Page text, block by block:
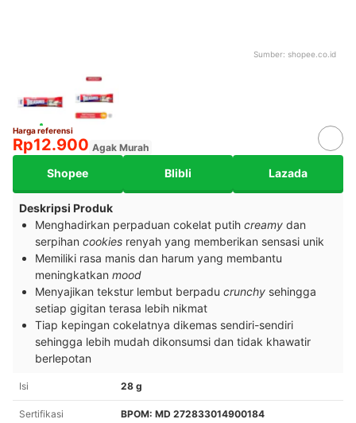
Sumber: shopee.co.id
Harga referensi
Rp12.900 Agak Murah
Shopee Blibli Lazada
Deskripsi Produk
Menghadirkan perpaduan cokelat putih creamy dan
serpihan cookies renyah yang memberikan sensasi unik
Memiliki rasa manis dan harum yang membantu
meningkatkan mood
Menyajikan tekstur lembut berpadu crunchy sehingga
setiap gigitan terasa lebih nikmat
Tiap kepingan cokelatnya dikemas sendiri-sendiri
sehingga lebih mudah dikonsumsi dan tidak khawatir
berlepotan
Isi 28 g
Sertifikasi BPOM: MD 272833014900184